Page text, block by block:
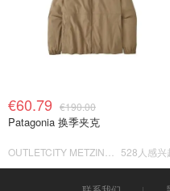
€60.79 €190.00
Patagonia 换季夹克
528人感兴